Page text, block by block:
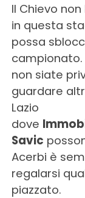
Il Chievo
in questa
possa
campionato.
non siate
guardare
Lazio
dove
Savic
Acerbi è
regalarsi
piazzato.